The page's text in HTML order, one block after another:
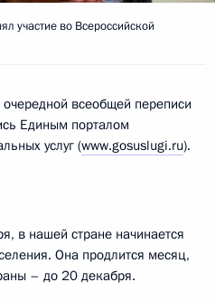
участие во Всероссийской
всеобщей переписи
Единым порталом
услуг (www.gosuslugi.ru).
в нашей стране начинается
Она продлится месяц,
– до 20 декабря.